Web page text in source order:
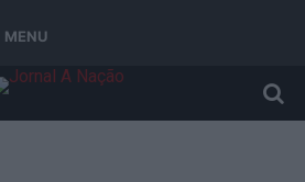
MENU